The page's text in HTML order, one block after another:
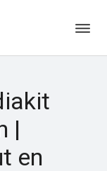
|
en